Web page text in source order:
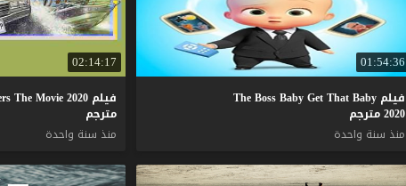
01:54:36
فيلم The Boss Baby Get That Baby
2020 مترجم
منذ سنة واحدة
02:14:17
فيلم Impractical Jokers The Movie 2020
مترجم
منذ سنة واحدة